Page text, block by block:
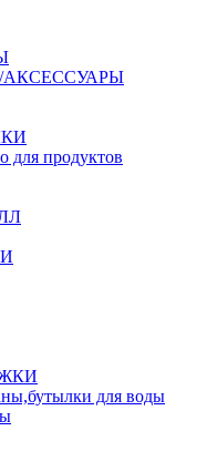
продуктов
для воды